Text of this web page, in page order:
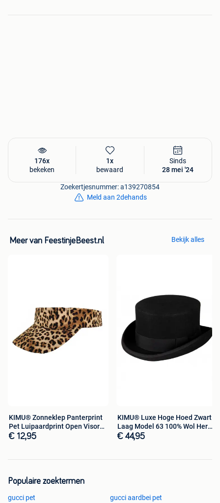
176x
bekeken
1x
bewaard
Sinds
28 mei '24
Zoekertjesnummer: a139270854
Meld aan 2dehands
Meer van FeestinjeBeest.nl Bekijk alles
KIMU® Zonneklep Panterprint
Pet Luipaardprint Open Visor
Zon
€ 12,95
KIMU® Luxe Hoge Hoed Zwart
Laag Model 63 100% Wol Heren
Man
€ 44,95
Populaire zoektermen
gucci pet
gucci aardbei pet